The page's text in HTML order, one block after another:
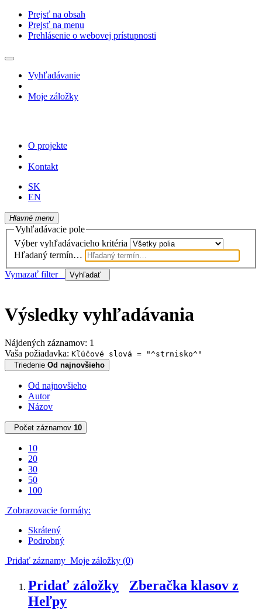
Prejsť na obsah
Prejsť na menu
Prehlásenie o webovej prístupnosti
Vyhľadávanie
Moje záložky
O projekte
Kontakt
SK
EN
Hlavné menu
Vyhľadávacie pole
Výber vyhľadávacieho kritéria
Hľadaný termín…
Vymazať filter
Vyhľadať
Výsledky vyhľadávania
Nájdených záznamov: 1
Vaša požiadavka: Kľúčové slová = "^strnisko^"
Triedenie Od najnovšieho
Od najnovšieho
Autor
Názov
Počet záznamov 10
10
20
30
50
100
Zobrazovacie formáty:
Skrátený
Podrobný
Pridať záznamy Moje záložky (0)
Pridať záložky
Zberačka klasov z
Heľpy